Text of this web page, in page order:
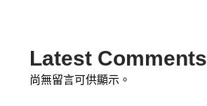
Latest Comments
尚無留言可供顯示。